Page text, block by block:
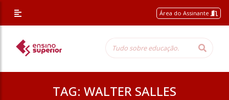
Área do Assinante
TAG: WALTER SALLES